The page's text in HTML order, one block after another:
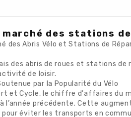
marché des stations
des Abris Vélo et Stations de
des abris de roues et stations de
de loisir.
par la Popularité du Vélo
et Cycle, le chiffre d'affaires du
l’année précédente. Cette
éviter les transports en